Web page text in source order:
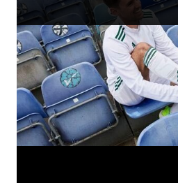
Een goed paar hockeyschoenen is
onmisbaar voor elke
zorgen dat jouw lievelingspaar zo
mogelijk meegaat, is het
goed te onderhouden. Met deze
blijven jouw hockeyschoenen fris,
langer bruikbaar.